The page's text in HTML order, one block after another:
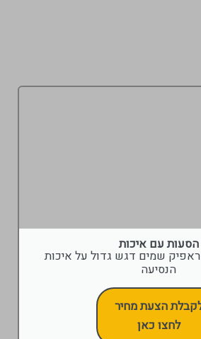
הסעות עם איכות
שמים דגש גדול על איכות
הנסיעה
הצעת מחיר
לחצו כאן